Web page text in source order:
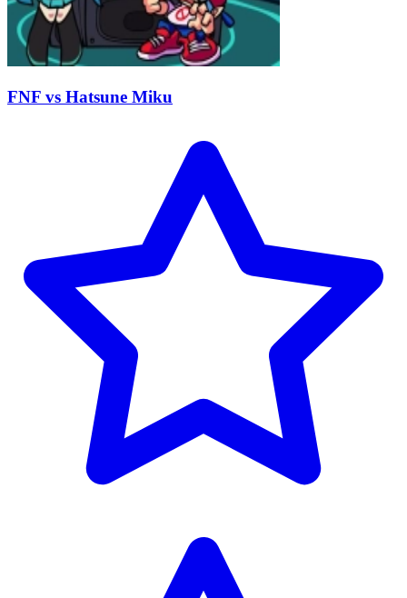
FNF vs Hatsune Miku